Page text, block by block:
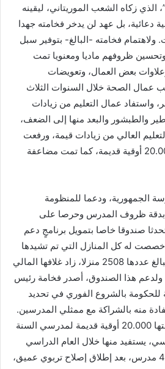
زكاه الشعب الموريتاني، ليقينه
دعائية، بل عهد لن يدخر فخامته جهدا
ولاهتمام فخامته -البالغ- بتوفير سبل
ظروفهم ماديا ومعنويا تمت
بعض العمال، وتعويضات
عمال الصحة خلال السنوات الثلاث
واستفاد عمال التعليم من زيادات
والطبشور والبعد منها إلى الضعف،
العالي من زيادات قيمة، ورفعت
رواتب كل الموظفين ب 20.000 أوقية قديمة، كما تمت مضاعفة
الجمهورية، ودعما للمنظومة
بدقة ظروف المدرس وحرصا على
صندوقا خاصا بتمويل برنامجٍ دعم
خصصت له كل المنازل التي تم تشيدها
في إطار “برنامج داري” والبالغ عددها 2508 منزلا، زاد غلافها المالي
ولدعم هذا الصندوق، أصدر فخامة رئيس
للحكومة بالشروع الفوري في تحديد
منه بالشراكة مع ممثلي المدرسين.
وخصصت علاوة شهرية قيمتها 20.000 أوقية قديمة لمدرسي السنة
يستفيد منها خلال العام الدراسي
2024-2025 أكثر من 4000 مدرس، بعد إطلاق إصلاح تربوي عميق،